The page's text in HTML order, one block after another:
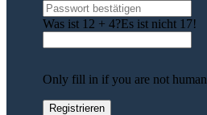
Was ist 12 + 4?Es ist nicht 17!
Only fill in if you are not human